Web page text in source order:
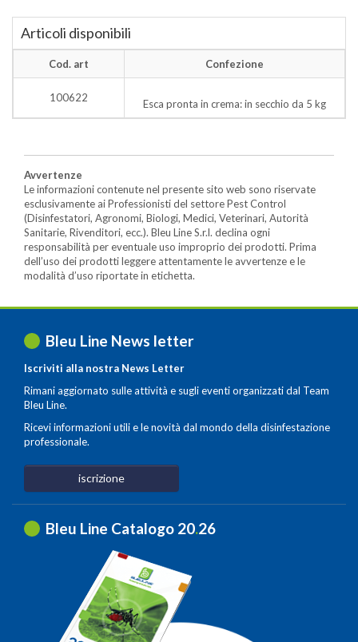
Articoli disponibili
Cod. art Confezione
100622 Esca pronta in crema: in secchio da 5 kg
Avvertenze
Le informazioni contenute nel presente sito web sono riservate
esclusivamente ai Professionisti del settore Pest Control
(Disinfestatori, Agronomi, Biologi, Medici, Veterinari, Autorità
Sanitarie, Rivenditori, ecc.). Bleu Line S.r.l. declina ogni
responsabilità per eventuale uso improprio dei prodotti. Prima
dell’uso dei prodotti leggere attentamente le avvertenze e le
modalità d’uso riportate in etichetta.
Bleu Line News letter
Iscriviti alla nostra News Letter
Rimani aggiornato sulle attività e sugli eventi organizzati dal Team
Bleu Line.
Ricevi informazioni utili e le novità dal mondo della disinfestazione
professionale.
iscrizione
Bleu Line Catalogo 20.26